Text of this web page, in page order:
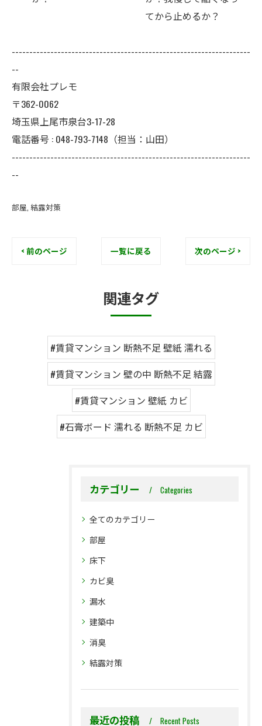
ょうか？
--------------------------------------------------------------------
--
有限会社プレモ
〒362-0062
埼玉県上尾市泉台3-17-28
電話番号 : 048-793-7148（担当：山田）
--------------------------------------------------------------------
--
部屋 結露対策
< 前のページ 一覧に戻る 次のページ >
関連タグ
#賃貸マンション 断熱不足 壁紙 濡れる
#賃貸マンション 壁の中 断熱不足 結露
#賃貸マンション 壁紙 カビ
#石膏ボード 濡れる 断熱不足 カビ
カテゴリー Categories
全てのカテゴリー
部屋
床下
カビ臭
漏水
建築中
消臭
結露対策
最近の投稿 Recent Posts